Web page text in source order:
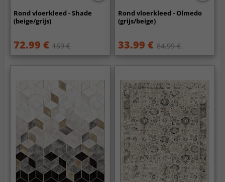
Rond vloerkleed - Shade
(beige/grijs)
72.99 € 169 €
Rond vloerkleed - Olmedo
(grijs/beige)
33.99 € 84.99 €